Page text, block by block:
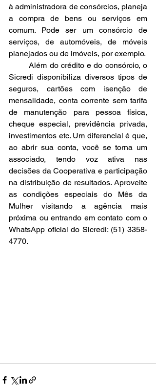
à administradora de consórcios, planeja
a compra de bens ou serviços em
comum. Pode ser um consórcio de
serviços, de automóveis, de móveis
planejados ou de imóveis, por exemplo.
	Além do crédito e do consórcio, o
Sicredi disponibiliza diversos tipos de
seguros, cartões com isenção de
mensalidade, conta corrente sem tarifa
de manutenção para pessoa física,
cheque especial, previdência privada,
investimentos etc. Um diferencial é que,
ao abrir sua conta, você se torna um
associado, tendo voz ativa nas
decisões da Cooperativa e participação
na distribuição de resultados. Aproveite
as condições especiais do Mês da
Mulher visitando a agência mais
próxima ou entrando em contato com o
WhatsApp oficial do Sicredi: (51) 3358-
4770.